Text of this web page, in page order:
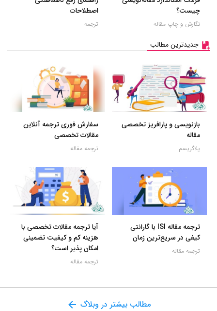
چیست؟
نگارش و چاپ مقاله
اصطلاحات
ترجمه
جدیدترین مطالب
بازنویسی و پارافریز تخصصی
مقاله
پلاگریسم
سفارش فوری ترجمه آنلاین
مقالات تخصصی
ترجمه مقاله
ترجمه مقاله ISI با گارانتی
کیفی در سریع‌ترین زمان
ترجمه مقاله
آیا ترجمه مقالات تخصصی با
هزینه کم و کیفیت تضمینی
امکان پذیر است؟
ترجمه مقاله
مطالب بیشتر در وبلاگ